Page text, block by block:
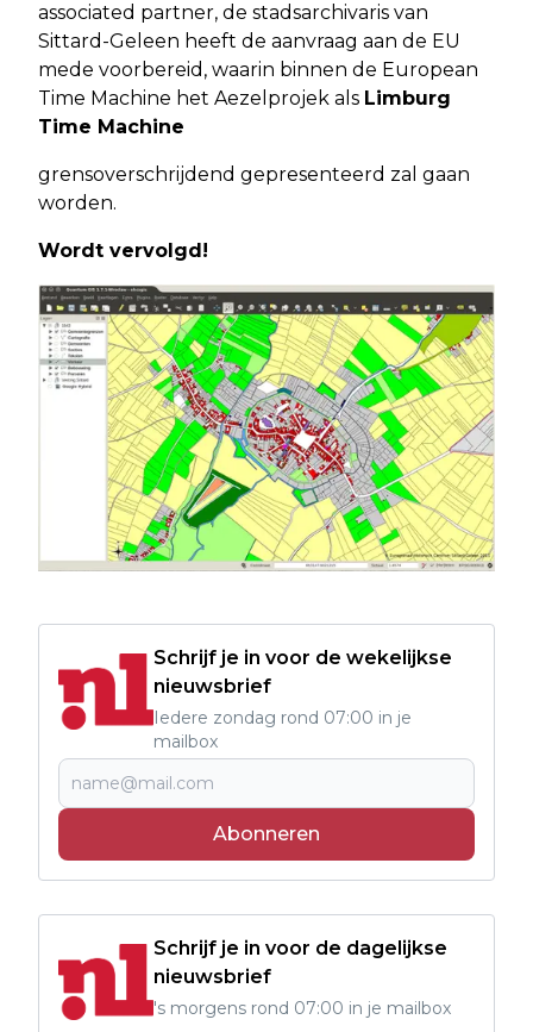
associated partner, de stadsarchivaris van
Sittard-Geleen heeft de aanvraag aan de EU
mede voorbereid, waarin binnen de European
Time Machine het Aezelprojek als Limburg
Time Machine
grensoverschrijdend gepresenteerd zal gaan
worden.
Wordt vervolgd!
Schrijf je in voor de wekelijkse
nieuwsbrief
Iedere zondag rond 07:00 in je
mailbox
Abonneren
Schrijf je in voor de dagelijkse
nieuwsbrief
's morgens rond 07:00 in je mailbox